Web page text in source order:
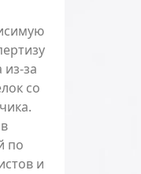
из-за
со
по
и